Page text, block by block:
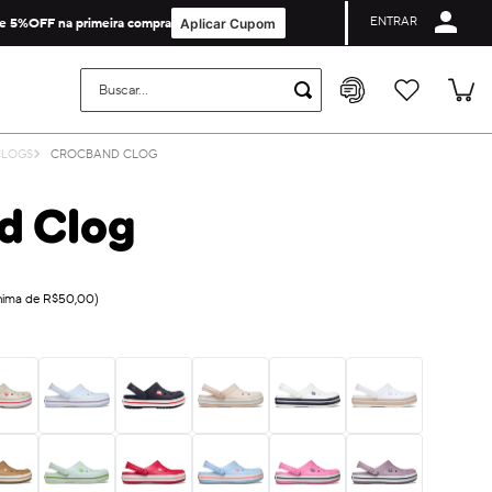
Cupom de Primeira Compra não é valido para collabs e licenças.
5%OFF na primeira compra Aplicar Cupom ENTRAR
Buscar...
CROCBAND CLOG
Clog
de R$50,00)